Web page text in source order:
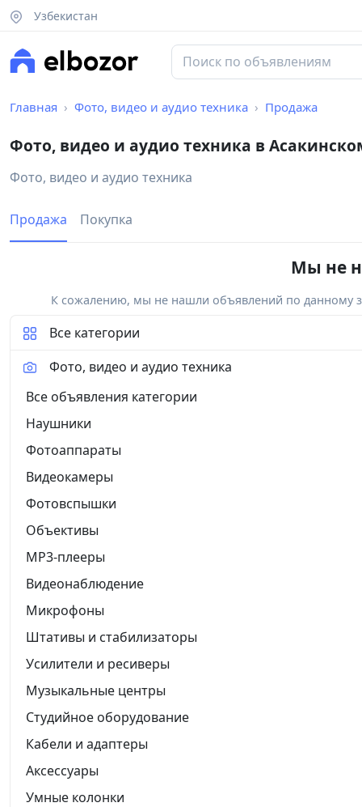
Узбекистан
Главная Фото, видео и аудио техника Продажа
Фото, видео и аудио техника в
Фото, видео и аудио техника
Продажа Покупка
Мы не
К сожалению, мы не нашли объявлений по данному
Все категории
Фото, видео и аудио техника
Все объявления категории
Наушники
Фотоаппараты
Видеокамеры
Фотовспышки
Объективы
MP3-плееры
Видеонаблюдение
Микрофоны
Штативы и стабилизаторы
Усилители и ресиверы
Музыкальные центры
Студийное оборудование
Кабели и адаптеры
Аксессуары
Умные колонки